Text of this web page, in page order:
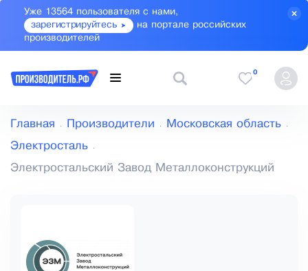
Уже 13564 пользователя с нами,
зарегистрируйтесь
на портале российских
производителей
0
Главная Производители Московская область
Электросталь
Электростальский Завод Металлоконструкций